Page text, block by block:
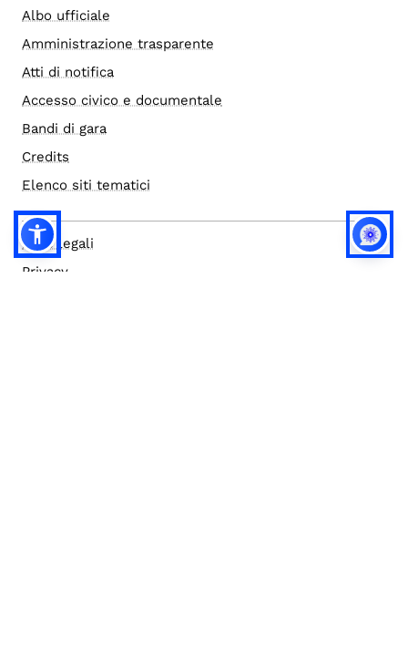
Albo ufficiale
Amministrazione trasparente
Atti di notifica
Accesso civico e documentale
Bandi di gara
Credits
Elenco siti tematici
Note legali
Privacy